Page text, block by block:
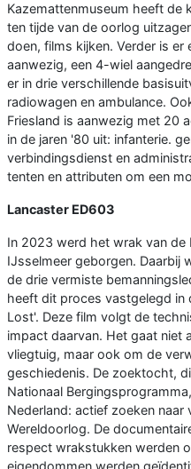
Kazemattenmuseum heeft de
ten tijde van de oorlog
doen, films kijken. Verder is er
aanwezig, een 4-wiel
er in drie verschillende
radiowagen en ambulance.
Friesland is aanwezig met 20
in de jaren '80 uit: infanterie.
verbindingsdienst en
tenten en attributen om een
Lancaster ED603
In 2023 werd het wrak van de
IJsselmeer geborgen. Daarbij
de drie vermiste
heeft dit proces vastgelegd in
Lost'. Deze film volgt de
impact daarvan. Het gaat niet
vliegtuig, maar ook om de
geschiedenis. De zoektocht,
Nationaal
Nederland: actief zoeken naar
Wereldoorlog. De
respect wrakstukken werden
eigendommen werden